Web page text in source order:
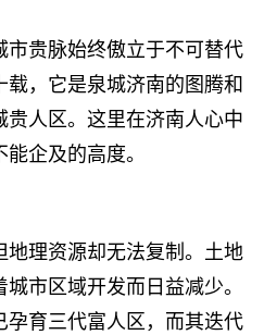
市贵脉始终傲立于不可替代
，它是泉城济南的图腾和
贵人区。这里在济南人心中
企及的高度。
地理资源却无法复制。土地
市区域开发而日益减少。
孕育三代富人区，而其迭代